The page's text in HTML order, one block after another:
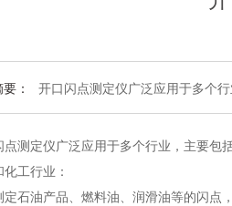
： 开口闪点测定仪广泛应用于多个
点测定仪广泛应用于多个行业，主要包
工行业：
定石油产品、燃料油、润滑油等的闪点